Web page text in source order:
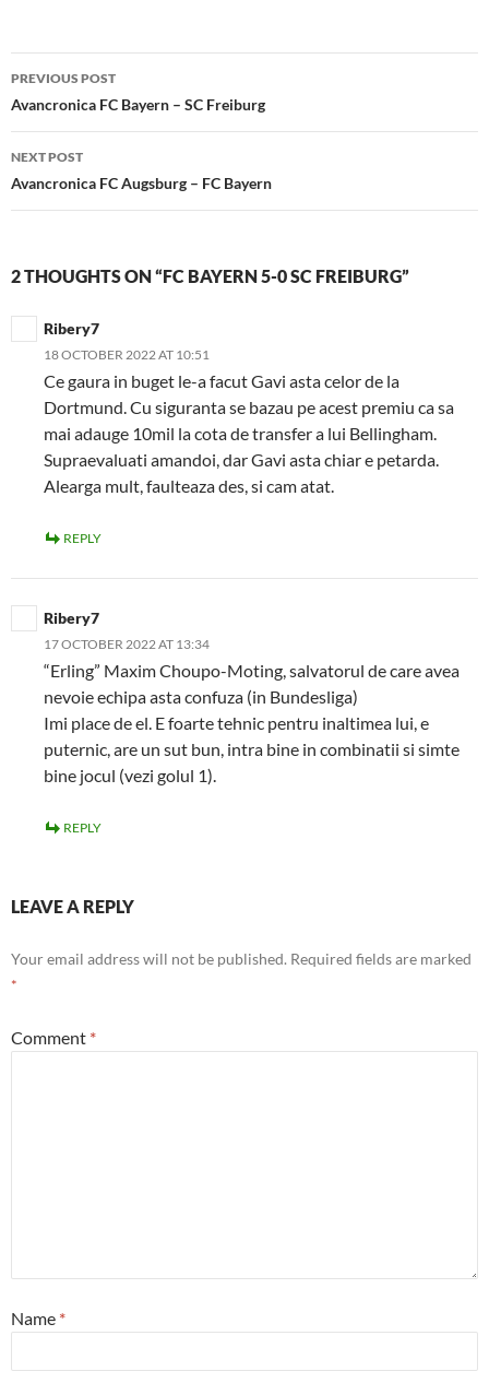
Post
navigation
PREVIOUS POST
Avancronica FC Bayern – SC Freiburg
NEXT POST
Avancronica FC Augsburg – FC Bayern
2 THOUGHTS ON “FC BAYERN 5-0 SC FREIBURG”
Ribery7
18 OCTOBER 2022 AT 10:51
Ce gaura in buget le-a facut Gavi asta celor de la
Dortmund. Cu siguranta se bazau pe acest premiu ca sa
mai adauge 10mil la cota de transfer a lui Bellingham.
Supraevaluati amandoi, dar Gavi asta chiar e petarda.
Alearga mult, faulteaza des, si cam atat.
REPLY
Ribery7
17 OCTOBER 2022 AT 13:34
“Erling” Maxim Choupo-Moting, salvatorul de care avea
nevoie echipa asta confuza (in Bundesliga)
Imi place de el. E foarte tehnic pentru inaltimea lui, e
puternic, are un sut bun, intra bine in combinatii si simte
bine jocul (vezi golul 1).
REPLY
LEAVE A REPLY
Your email address will not be published. Required fields are marked
*
Comment *
Name *